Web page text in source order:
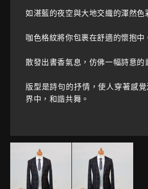
如湛藍的夜空與大地交織的渾然色
咖色格紋將你包裹在舒適的懷抱中
散發出書香氣息，仿佛一幅詩意的
版型是詩句的抒情，使人穿著感
界中，和諧共舞。